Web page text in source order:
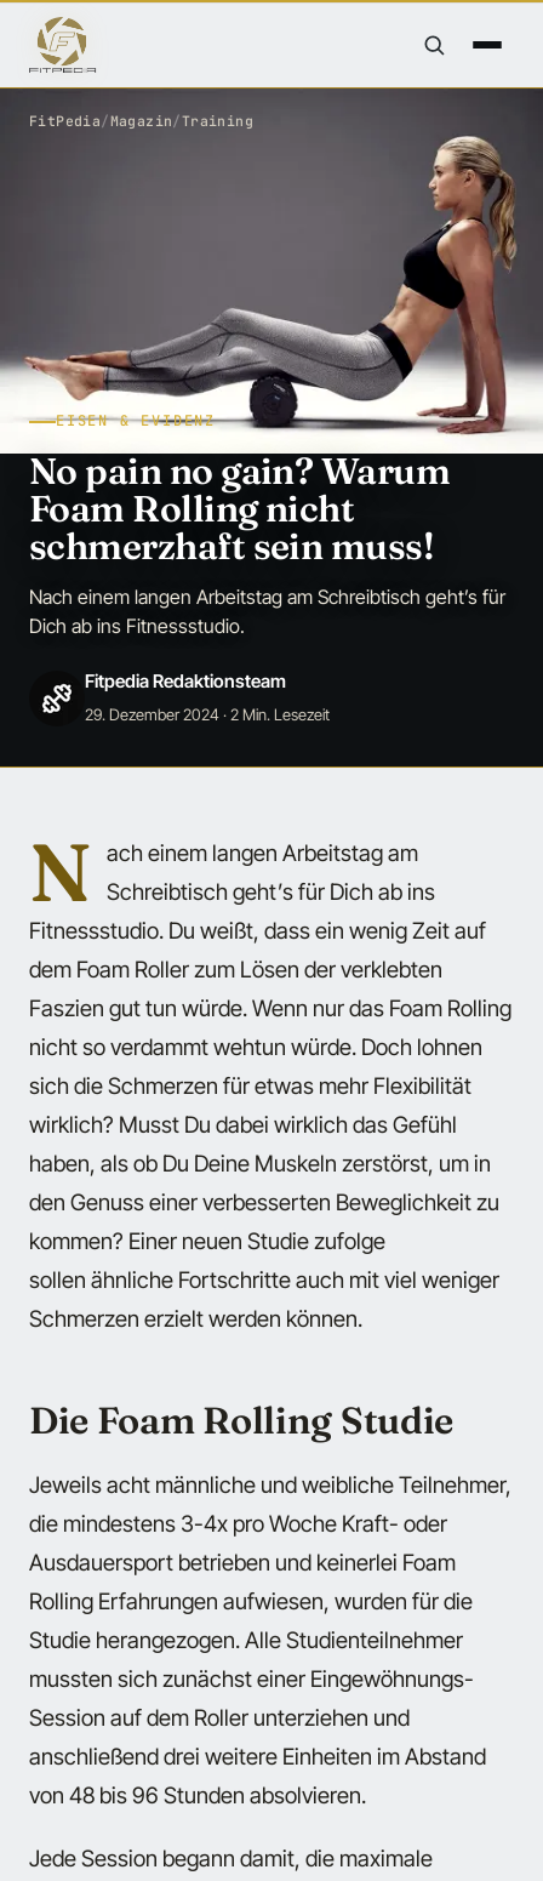
FitPedia/Magazin/Training
EISEN & EVIDENZ
No pain no gain? Warum
Foam Rolling nicht
schmerzhaft sein muss!
Nach einem langen Arbeitstag am Schreibtisch geht’s für
Dich ab ins Fitnessstudio.
Fitpedia Redaktionsteam
29. Dezember 2024· 2 Min. Lesezeit
N
ach einem langen Arbeitstag am
Schreibtisch geht’s für Dich ab ins
Fitnessstudio. Du weißt, dass ein wenig Zeit auf
dem Foam Roller zum Lösen der verklebten
Faszien gut tun würde. Wenn nur das Foam Rolling
nicht so verdammt wehtun würde. Doch lohnen
sich die Schmerzen für etwas mehr Flexibilität
wirklich? Musst Du dabei wirklich das Gefühl
haben, als ob Du Deine Muskeln zerstörst, um in
den Genuss einer verbesserten Beweglichkeit zu
kommen? Einer neuen Studie zufolge
sollen ähnliche Fortschritte auch mit viel weniger
Schmerzen erzielt werden können.
Die Foam Rolling Studie
Jeweils acht männliche und weibliche Teilnehmer,
die mindestens 3-4x pro Woche Kraft- oder
Ausdauersport betrieben und keinerlei Foam
Rolling Erfahrungen aufwiesen, wurden für die
Studie herangezogen. Alle Studienteilnehmer
mussten sich zunächst einer Eingewöhnungs-
Session auf dem Roller unterziehen und
anschließend drei weitere Einheiten im Abstand
von 48 bis 96 Stunden absolvieren.
Jede Session begann damit, die maximale